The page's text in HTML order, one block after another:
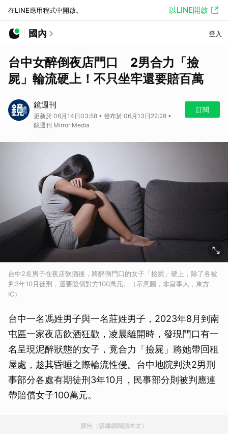
在LINE應用程式中開啟。 以LINE開啟
國內 登入
台中女醉倒夜店門口 2男合力「撿
屍」輪流硬上！不只坐牢還要賠百萬
鏡週刊
更新於 06月14日03:58 • 發布於 06月13日22:28 •
鏡週刊 Mirror Media
訂閱
台中2名男子在夜店飲酒後，將醉倒門口的女子「撿屍」硬上，除了各被
判3年10月徒刑，還要賠償對方100萬元。（示意圖，非當事人，東方
IC）
台中一名馮姓男子與一名莊姓男子，2023年8月到南
屯區一家夜店飲酒狂歡，凌晨離開時，發現門口有一
名呈現泥醉狀態的女子，竟合力「撿屍」將她帶回租
屋處，趁其昏睡之際輪流性侵。台中地院判決2男刑
事部分各處有期徒刑3年10月，民事部分則被判應連
帶賠償女子100萬元。
廣告（請繼續閱讀本文）